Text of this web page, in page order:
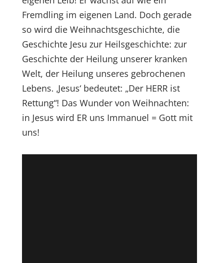
Fremdling im eigenen Land. Doch gerade
so wird die Weihnachtsgeschichte, die
Geschichte Jesu zur Heilsgeschichte: zur
Geschichte der Heilung unserer kranken
Welt, der Heilung unseres gebrochenen
Lebens. ‚Jesus‘ bedeutet: „Der HERR ist
Rettung“! Das Wunder von Weihnachten:
in Jesus wird ER uns Immanuel = Gott mit
uns!